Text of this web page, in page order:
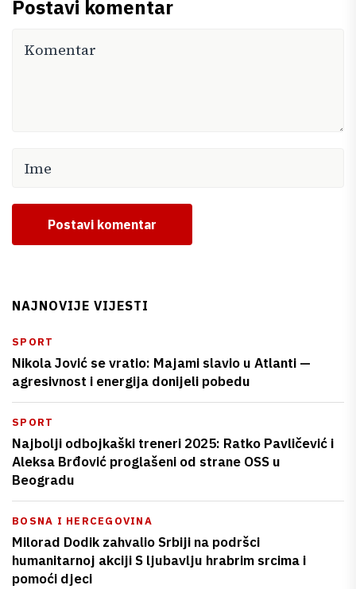
Postavi komentar
Postavi komentar
NAJNOVIJE VIJESTI
SPORT
Nikola Jović se vratio: Majami slavio u Atlanti —
agresivnost i energija donijeli pobedu
SPORT
Najbolji odbojkaški treneri 2025: Ratko Pavličević i
Aleksa Brđović proglašeni od strane OSS u
Beogradu
BOSNA I HERCEGOVINA
Milorad Dodik zahvalio Srbiji na podršci
humanitarnoj akciji S ljubavlju hrabrim srcima i
pomoći djeci